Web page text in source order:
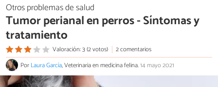
Otros problemas de salud
Tumor perianal en perros - Síntomas y
tratamiento
Valoración: 3 (2 votos)
2 comentarios
PorLaura García, Veterinaria en medicina felina.14 mayo 2021